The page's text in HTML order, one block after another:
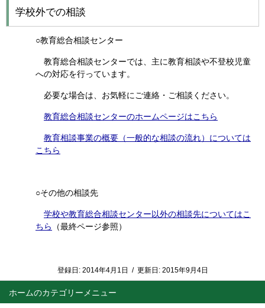
ホーム
学校外での相談
○教育総合相談センター
教育総合相談センターでは、主に教育相談や不登校児童
への対応を行っています。
必要な場合は、お気軽にご連絡・ご相談ください。
教育総合相談センターのホームページはこちら
教育相談事業の概要（一般的な相談の流れ）については
こちら
○その他の相談先
学校や教育総合相談センター以外の相談先についてはこ
ちら
（最終ページ参照）
登録日: 2014年4月1日 / 更新日: 2015年9月4日